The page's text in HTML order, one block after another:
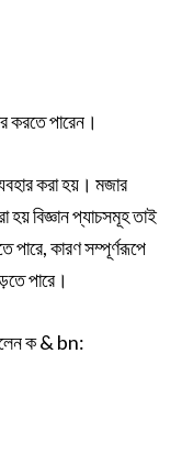
করতে পারেন।
করা হয়। মজার
হয় বিজ্ঞান প্যাচসমূহ তাই
পারে, কারণ সম্পূর্ণরূপে
পারে।
ক & bn: